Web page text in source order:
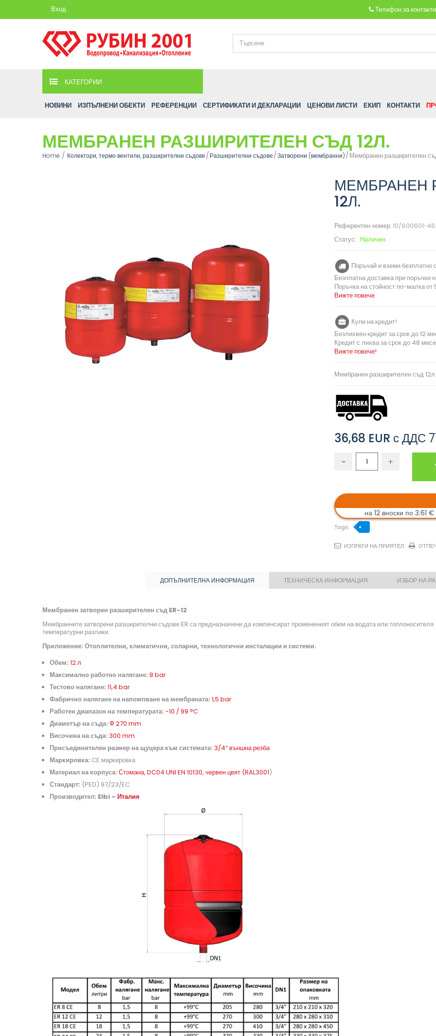
Телефон за контакти
Вход
КАТЕГОРИИ
НОВИНИ ИЗПЪЛНЕНИ ОБЕКТИ РЕФЕРЕНЦИИ СЕРТИФИКАТИ И ДЕКЛАРАЦИИ ЦЕНОВИ ЛИСТИ ЕКИП КОНТАКТИ
МЕМБРАНЕН РАЗШИРИТЕЛЕН СЪД 12Л.
Home Колектори, термо вентили, разширителни съдове Разширителни съдове Затворени (мембранни) Мембранен разширителен
МЕМБРАНЕН
12Л.
Референтен номер: 10/800601-
Статус: Наличен
Поръчай и вземи безплатно
Безплатна доставка при поръчки
Поръчка на стойност по-малка
Вижте повече
Купи на кредит!
Безлихвен кредит за срок до 12
Кредит с лихва за срок до 48
Вижте повече!
Мембранен разширителен съд 12л.
36,68 EUR с ДДС
на 12 вноски по 3.61 €
Tags:
ИЗПРАТИ НА ПРИЯТЕЛ
ДОПЪЛНИТЕЛНА ИНФОРМАЦИЯ ТЕХНИЧЕСКА ИНФОРМАЦИЯ ИЗБОР НА
Мембранен затворен разширителен съд ER-12
Мембранните затворени разширителни съдове ER са предназначени да компенсират промененият обем на водата или
температурни разлики.
Приложение: Отоплителни, климатични, соларни, технологични инсталации и системи.
Обем: 12 л
Максимално работно налягане: 8 bar
Тестово налягане: 11,4 bar
Фабрично налягане на напомпване на мембраната: 1,5 bar
Работен диапазон на температурата: -10 / 99 °C
Диаметър на съда: Ф 270 mm
Височина на съда: 300 mm
Присъединителен размер на щуцера към системата: 3/4“ външна резба
Маркировка: CE маркировка
Материал на корпуса: Стомана, DC04 UNI EN 10130, червен цвят (RAL3001)
Стандарт: (PED) 97/23/EC
Производител: Elbi – Италия